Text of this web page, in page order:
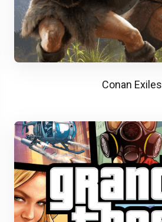
Conan Exiles